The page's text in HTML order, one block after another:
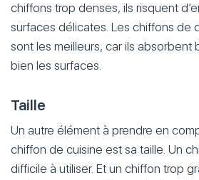
chiffons trop denses, ils risquent
surfaces délicates. Les chiffons de
sont les meilleurs, car ils absorbent
bien les surfaces.
Taille
Un autre élément à prendre en
chiffon de cuisine est sa taille. Un
difficile à utiliser. Et un chiffon trop